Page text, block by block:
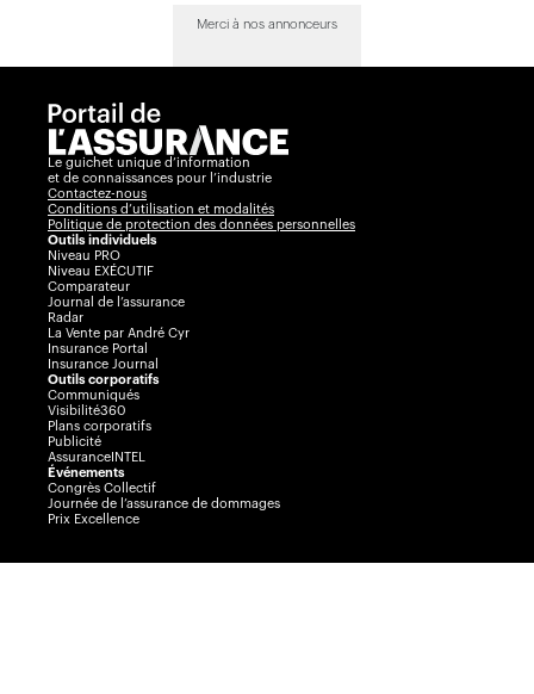
Merci à nos annonceurs
Le guichet unique d’information
et de connaissances pour l’industrie
Contactez-nous
Conditions d’utilisation et modalités
Politique de protection des données personnelles
Outils individuels
Niveau PRO
Niveau EXÉCUTIF
Comparateur
Journal de l’assurance
Radar
La Vente par André Cyr
Insurance Portal
Insurance Journal
Outils corporatifs
Communiqués
Visibilité360
Plans corporatifs
Publicité
AssuranceINTEL
Événements
Congrès Collectif
Journée de l’assurance de dommages
Prix Excellence